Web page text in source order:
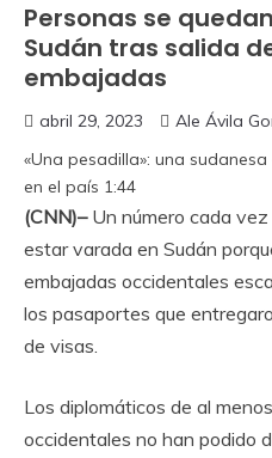
Personas se
Sudán tras salida
embajadas
abril 29, 2023
Ale Ávila
«Una pesadilla»: una
en el país 1:44
(CNN)–Un número cada
estar varada en Sudán
embajadas occidentales
los pasaportes que
de visas.
Los diplomáticos de al
occidentales no han podido